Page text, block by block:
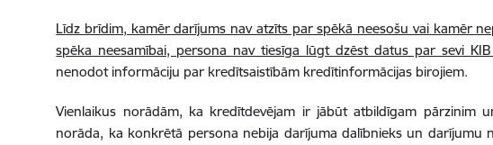
Līdz brīdim, kamēr darījums nav atzīts par spēkā neesošu vai kamēr
spēka neesamībai, persona nav tiesīga lūgt dzēst datus par sevi
nenodot informāciju par kredītsaistībām kredītinformācijas birojiem.
Vienlaikus norādām, ka kredītdevējam ir jābūt atbildīgam pārzinim
norāda, ka konkrētā persona nebija darījuma dalībnieks un darījumu